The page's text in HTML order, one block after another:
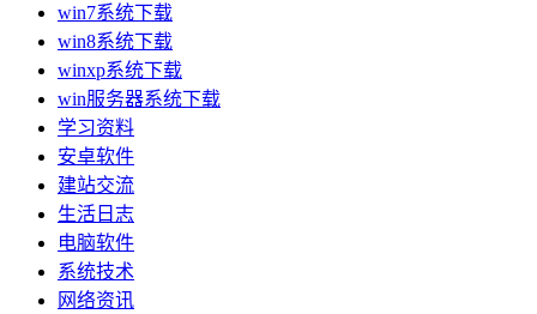
win7系统下载
win8系统下载
winxp系统下载
win服务器系统下载
学习资料
安卓软件
建站交流
生活日志
电脑软件
系统技术
网络资讯